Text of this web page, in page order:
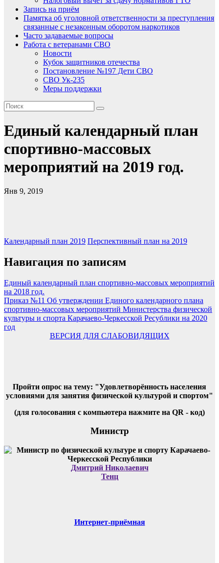
Запись на приём
Памятка об уголовной ответственности за преступления
связанные с незаконным оборотом наркотиков
Часто задаваемые вопросы
Работа с ветеранами СВО
Новости
Кубок защитников отечества
Постановление №197 Дети СВО
СВО Ук-235
Меры поддержки
Единый календарный план
спортивно-массовых
мероприятий на 2019 год.
Янв 9, 2019
Календарный план 2019 Перспективный план на 2019
Навигация по записям
Единый календарный план спортивно-массовых мероприятий
на 2018 год.
Приказ №11 Об утверждении Единого календарного плана
спортивно-массовых мероприятий Министерства физической
культуры и спорта Карачаево-Черкесской Ресублики на 2020
год
ВЕРСИЯ ДЛЯ СЛАБОВИДЯЩИХ
Пройти опрос на тему: "Удовлетворённость населения
условиями для занятия физической культурой и спортом"
(для голосования с компьютера нажмите на QR - код)
Министр
Дмитрий Николаевич
Тенц
Интернет-приёмная